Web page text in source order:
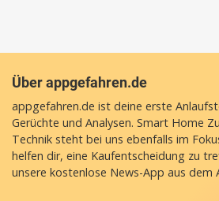
Über appgefahren.de
appgefahren.de ist deine erste
Gerüchte und Analysen. Smart Home
Technik steht bei uns ebenfalls im
helfen dir, eine Kaufentscheidung zu
unsere kostenlose News-App aus dem